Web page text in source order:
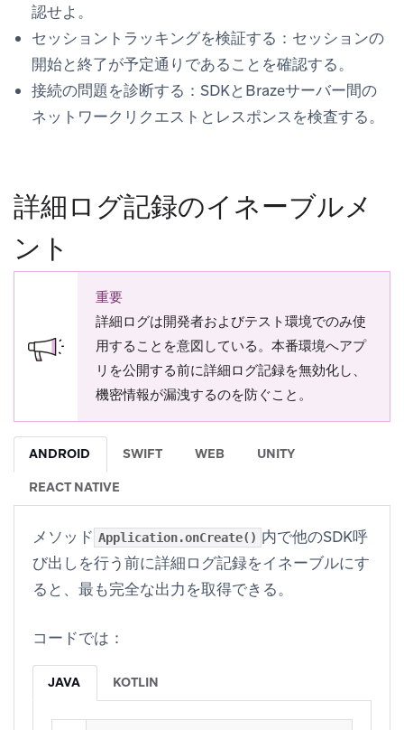
認せよ。
セッショントラッキングを検証する ：セッションの
開始と終了が予定通りであることを確認する。
接続の問題を診断する ：SDKとBrazeサーバー間の
ネットワークリクエストとレスポンスを検査する。
詳細ログ記録のイネーブルメ
ント
重要
詳細ログは開発者およびテスト環境でのみ使
用することを意図している。本番環境へアプ
リを公開する前に詳細ログ記録を無効化し、
機密情報が漏洩するのを防ぐこと。
ANDROID SWIFT WEB UNITY
REACT NATIVE
メソッド Application.onCreate() 内で他のSDK呼
び出しを行う前に詳細ログ記録をイネーブルにす
ると、最も完全な出力を取得できる。
コードでは：
JAVA KOTLIN